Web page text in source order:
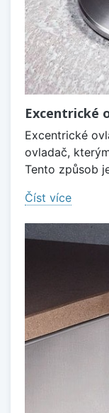
Excentrické
Excentrické
ovladač,
Tento způsob
Číst více